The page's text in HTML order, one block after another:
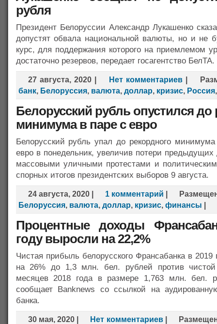
рубля
Президент Белоруссии Александр Лукашенко
допустят обвала национальной валюты, но и не
курс, для поддержания которого на приемлемом
достаточно резервов, передает госагентство БелТА.
27 августа, 2020| Нет комментариев
банк, Белоруссия, валюта, доллар, кризис, Россия
Белорусский рубль опустился до
минимума в паре с евро
Белорусский рубль упал до рекордного
евро в понедельник, увеличив потери
массовыми уличными протестами и
спорных итогов президентских выборов 9 августа.
24 августа, 2020| 1 комментарий
Белоруссия, валюта, доллар, кризис, финансы
Процентные доходы
году выросли на 22,2%
Чистая прибыль белорусского Франсабанка в 2019
на 26% до 1,3 млн. бел. рублей против
месяцев 2018 года в размере 1,763 млн. бел.
сообщает Banknews со ссылкой на
банка.
30 мая, 2020| Нет комментариев